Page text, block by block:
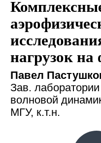
нагрузок на
Павел
Зав.
волновой
МГУ, к.т.н.